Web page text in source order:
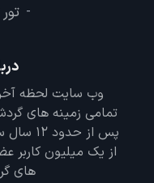
-
وب سایت لحظه
پس از
از یک میلیون کاربر
های